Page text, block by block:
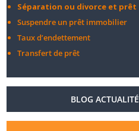
Séparation ou divorce et prêt
Suspendre un prêt immobilier
Taux d’endettement
Transfert de prêt
BLOG